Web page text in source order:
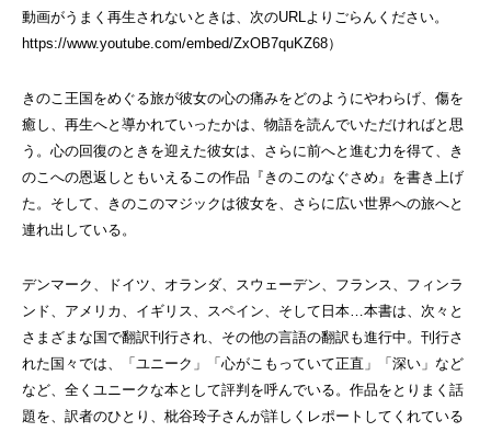
動画がうまく再生されないときは、次のURLよりごらんください。
https://www.youtube.com/embed/ZxOB7quKZ68）
きのこ王国をめぐる旅が彼女の心の痛みをどのようにやわらげ、傷を
癒し、再生へと導かれていったかは、物語を読んでいただければと思
う。心の回復のときを迎えた彼女は、さらに前へと進む力を得て、き
のこへの恩返しともいえるこの作品『きのこのなぐさめ』を書き上げ
た。そして、きのこのマジックは彼女を、さらに広い世界への旅へと
連れ出している。
デンマーク、ドイツ、オランダ、スウェーデン、フランス、フィンラ
ンド、アメリカ、イギリス、スペイン、そして日本…本書は、次々と
さまざまな国で翻訳刊行され、その他の言語の翻訳も進行中。刊行さ
れた国々では、「ユニーク」「心がこもっていて正直」「深い」など
など、全くユニークな本として評判を呼んでいる。作品をとりまく話
題を、訳者のひとり、枇谷玲子さんが詳しくレポートしてくれている